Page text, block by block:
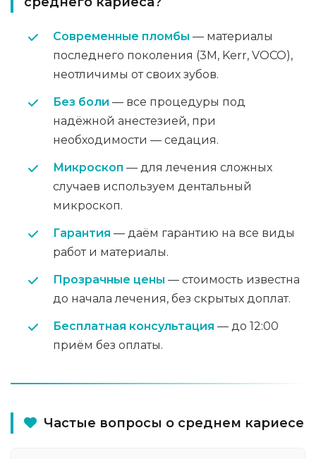
Современные пломбы — материалы
последнего поколения (3M, Kerr, VOCO),
неотличимы от своих зубов.
Без боли — все процедуры под
надёжной анестезией, при
необходимости — седация.
Микроскоп — для лечения сложных
случаев используем дентальный
микроскоп.
Гарантия — даём гарантию на все виды
работ и материалы.
Прозрачные цены — стоимость известна
до начала лечения, без скрытых доплат.
Бесплатная консультация — до 12:00
приём без оплаты.
Частые вопросы о среднем кариесе